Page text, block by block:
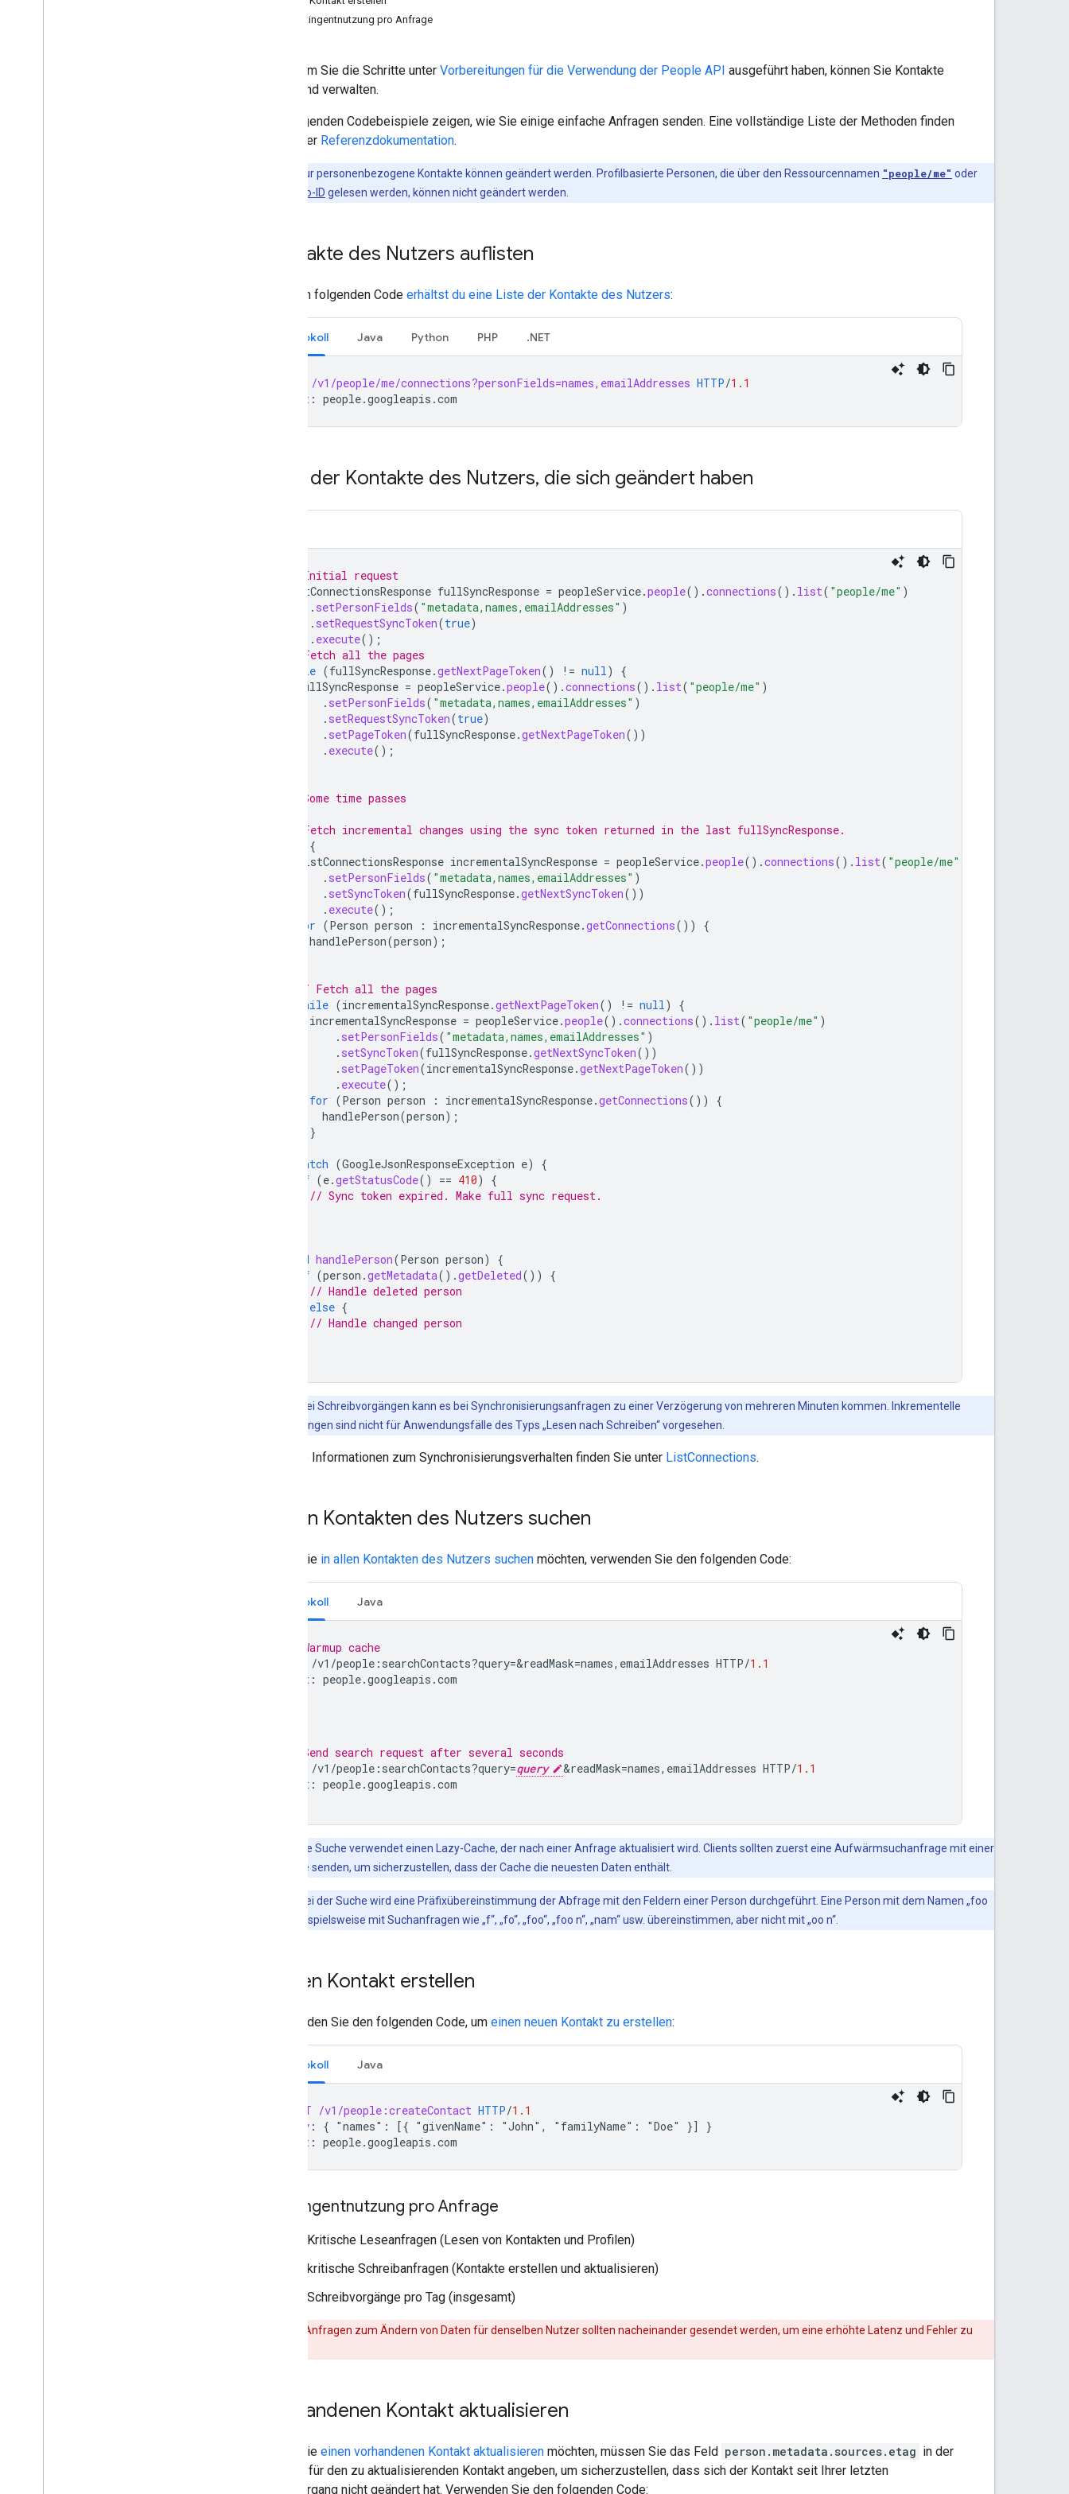
Kontingentnutzung pro Anfrage
Nachdem Sie die Schritte unter Vorbereitungen für die Verwendung der People API ausgeführt haben, können Sie Kontakte
lesen und verwalten.
Die folgenden Codebeispiele zeigen, wie Sie einige einfache Anfragen senden. Eine vollständige Liste der Methoden finden
Sie in der Referenzdokumentation.
:Nur personenbezogene Kontakte können geändert werden. Profilbasierte Personen, die über den Ressourcennamen "people/me" oder
Konto-ID gelesen werden, können nicht geändert werden.
Kontakte des Nutzers auflisten
Mit dem folgenden Code erhältst du eine Liste der Kontakte des Nutzers:
Protokoll Java Python PHP .NET
/v1/people/me/connections?personFields=names,emailAddresses HTTP/1.1
Host : people.googleapis.com
Liste der Kontakte des Nutzers, die sich geändert haben
// Initial request
ListConnectionsResponse fullSyncResponse = peopleService.people().connections(). list( "people/me" )
. setPersonFields( "metadata,names,emailAddresses" )
. setRequestSyncToken(true)
. execute();
// Fetch all the pages
while (fullSyncResponse.getNextPageToken() != null)
{
fullSyncResponse = peopleService.people().connections(). list( "people/me" )
. setPersonFields( "metadata,names,emailAddresses" )
. setRequestSyncToken(true)
. setPageToken(fullSyncResponse.getNextPageToken())
. execute();
// Some time passes
// Fetch incremental changes using the sync token returned in the last fullSyncResponse.
{
ListConnectionsResponse incrementalSyncResponse = peopleService.people().connections(). list( "people/me"
. setPersonFields( "metadata,names,emailAddresses" )
. setSyncToken(fullSyncResponse.getNextSyncToken())
. execute();
for (Person person : incrementalSyncResponse.getConnections())
{
handlePerson(person);
// Fetch all the pages
while (incrementalSyncResponse.getNextPageToken() != null)
{
incrementalSyncResponse = peopleService.people().connections(). list( "people/me" )
. setPersonFields( "metadata,names,emailAddresses" )
. setSyncToken(fullSyncResponse.getNextSyncToken())
. setPageToken(incrementalSyncResponse.getNextPageToken())
. execute();
for (Person person : incrementalSyncResponse.getConnections())
{
handlePerson(person);
}
catch (GoogleJsonResponseException e)
{
if (e.getStatusCode() == 410)
{
// Sync token expired. Make full sync request.
void handlePerson(Person person)
{
if (person .getMetadata().getDeleted())
{
// Handle deleted person
else {
// Handle changed person
Bei Schreibvorgängen kann es bei Synchronisierungsanfragen zu einer Verzögerung von mehreren Minuten kommen. Inkrementelle
Synchronisierungen sind nicht für Anwendungsfälle des Typs „Lesen nach Schreiben“ vorgesehen.
Weitere Informationen zum Synchronisierungsverhalten finden Sie unter ListConnections.
In den Kontakten des Nutzers suchen
Wenn Sie in allen Kontakten des Nutzers suchen möchten, verwenden Sie den folgenden Code:
Protokoll Java
// Warmup cache
/v1 /people : searchContacts?query=&readMask=names, emailAddresses HTTP/1.1
Host : people.googleapis .com
// Send search request after several seconds
/v1 /people : searchContacts?query=query &readMask=names, emailAddresses HTTP/1.1
Host : people.googleapis .com
:Die Suche verwendet einen Lazy-Cache, der nach einer Anfrage aktualisiert wird. Clients sollten zuerst eine Aufwärmsuchanfrage mit einer
leeren Abfrage senden, um sicherzustellen, dass der Cache die neuesten Daten enthält.
:Bei der Suche wird eine Präfixübereinstimmung der Abfrage mit den Feldern einer Person durchgeführt. Eine Person mit dem Namen „foo
name“ wird beispielsweise mit Suchanfragen wie „f“, „fo“, „foo“, „foo n“, „nam“ usw. übereinstimmen, aber nicht mit „oo n“.
Neuen Kontakt erstellen
Verwenden Sie den folgenden Code, um einen neuen Kontakt zu erstellen:
Protokoll Java
POST /v1/people:createContact HTTP/1.1
Body :
{ "names": [{ "givenName": "John", "familyName": "Doe" }] }
Host : people.googleapis.com
Kontingentnutzung pro Anfrage
1 Kritische Leseanfragen (Lesen von Kontakten und Profilen)
1 kritische Schreibanfragen (Kontakte erstellen und aktualisieren)
1 Schreibvorgänge pro Tag (insgesamt)
:Anfragen zum Ändern von Daten für denselben Nutzer sollten nacheinander gesendet werden, um eine erhöhte Latenz und Fehler zu
Vorhandenen Kontakt aktualisieren
Wenn Sie einen vorhandenen Kontakt aktualisieren möchten, müssen Sie das Feld person.metadata.sources.etag in der
Person für den zu aktualisierenden Kontakt angeben, um sicherzustellen, dass sich der Kontakt seit Ihrer letzten
Lesevorgang nicht geändert hat. Verwenden Sie den folgenden Code: